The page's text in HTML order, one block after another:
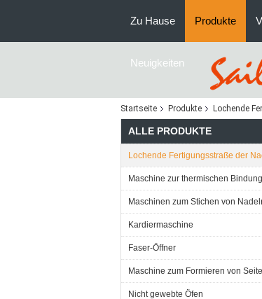
Zu Hause Produkte
Neuigkeiten
Startseite Produkte Lochende
ALLE PRODUKTE
Lochende Fertigungsstraße der
Maschine zur thermischen Bindung
Maschinen zum Stichen von
Kardiermaschine
Faser-Öffner
Maschine zum Formieren von
Nicht gewebte Öfen